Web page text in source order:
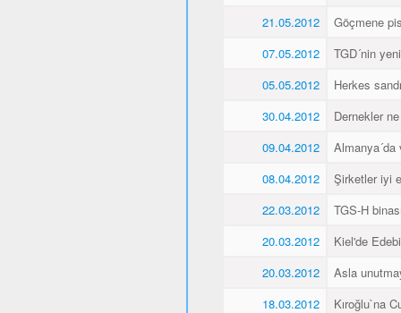
21.05.2012
Göçmene
07.05.2012
TGD´nin
05.05.2012
Herkes
30.04.2012
Dernekler
09.04.2012
Almanya´da
08.04.2012
Şirketler iyi
22.03.2012
TGS-H
20.03.2012
Kiel'de
20.03.2012
Asla
18.03.2012
Kıroğlu`na